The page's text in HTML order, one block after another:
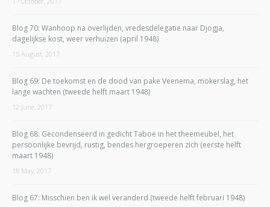
Blog 70: Wanhoop na overlijden, vredesdelegatie naar Djogja,
dagelijkse kost, weer verhuizen (april 1948)
15 August, 2017
Blog 69: De toekomst en de dood van pake Veenema, mokerslag, het
lange wachten (tweede helft maart 1948)
12 June, 2017
Blog 68: Gecondenseerd in gedicht Taboe in het theemeubel, het
persoonlijke bevrijd, rustig, bendes hergroeperen zich (eerste helft
maart 1948)
18 May, 2017
Blog 67: Misschien ben ik wel veranderd (tweede helft februari 1948)